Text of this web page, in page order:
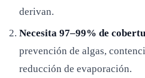
derivan.
Necesita 97–99% de
prevención de algas,
reducción de evaporación.